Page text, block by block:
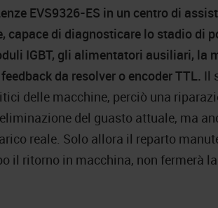
EVS9326-ES in un centro di
capace di diagnosticare lo stadio di
IGBT, gli alimentatori ausiliari, la
da resolver o encoder TTL. Il
delle macchine, perciò una
del guasto attuale, ma
reale. Solo allora il reparto
il ritorno in macchina, non fermerà